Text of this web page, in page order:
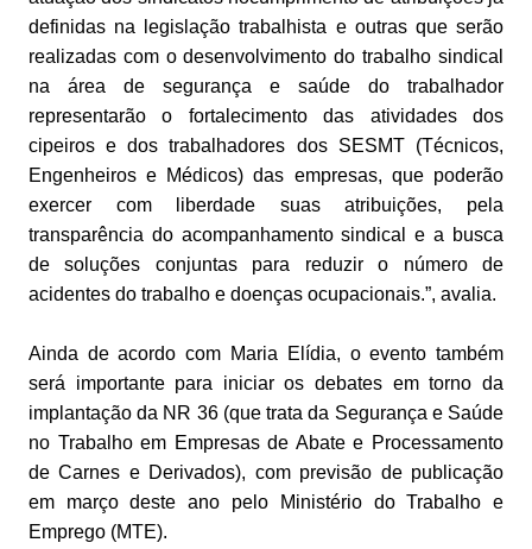
definidas na legislação trabalhista e outras que serão
realizadas com o desenvolvimento do trabalho sindical
na área de segurança e saúde do trabalhador
representarão o fortalecimento das atividades dos
cipeiros e dos trabalhadores dos SESMT (Técnicos,
Engenheiros e Médicos) das empresas, que poderão
exercer com liberdade suas atribuições, pela
transparência do acompanhamento sindical e a busca
de soluções conjuntas para reduzir o número de
acidentes do trabalho e doenças ocupacionais.”, avalia.
Ainda de acordo com Maria Elídia, o evento também
será importante para iniciar os debates em torno da
implantação da NR 36 (que trata da Segurança e Saúde
no Trabalho em Empresas de Abate e Processamento
de Carnes e Derivados), com previsão de publicação
em março deste ano pelo Ministério do Trabalho e
Emprego (MTE).